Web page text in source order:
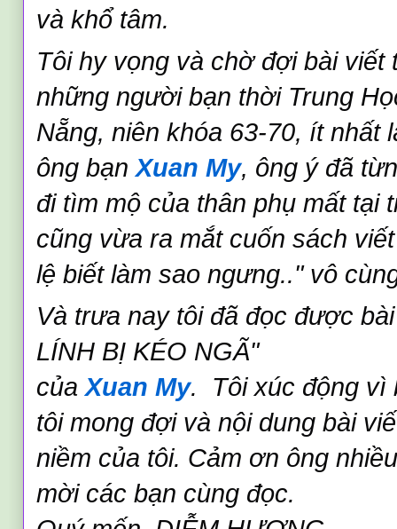
và khổ tâm.
Tôi hy vọng và chờ đợi bài viết
những người bạn thời Trung
Nẵng, niên khóa 63-70, ít nhất
ông bạn Xuan My, ông ý đã
đi tìm mộ của thân phụ mất tại
cũng vừa ra mắt cuốn sách
lệ biết làm sao ngưng.." vô
Và trưa nay tôi đã đọc được
LÍNH BỊ KÉO NGÃ"
của Xuan My.  Tôi xúc động vì
tôi mong đợi và nội dung bài
niềm của tôi. Cảm ơn ông
mời các bạn cùng đọc.